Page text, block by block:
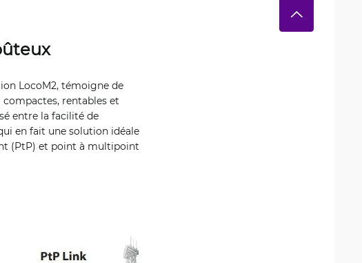
LocoM2, témoigne de
rentables et
entre la facilité de
en fait une solution idéale
(PtP) et point à multipoint